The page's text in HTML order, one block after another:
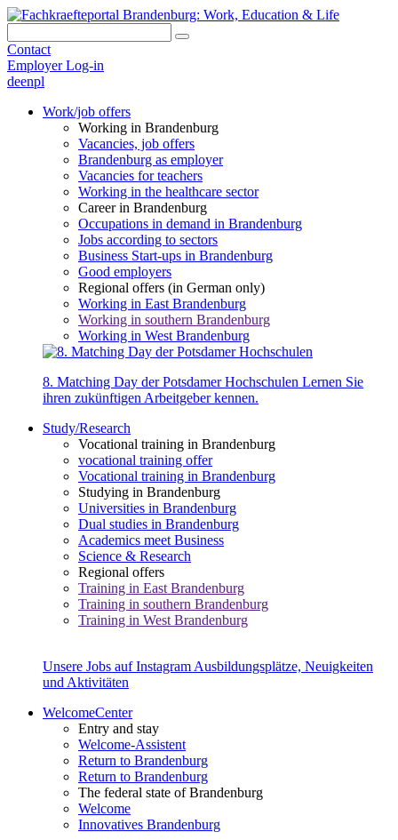
Contact
Employer Log-in
deenpl
Work/job offers
Working in Brandenburg
Vacancies, job offers
Brandenburg as employer
Vacancies for teachers
Working in the healthcare sector
Career in Brandenburg
Occupations in demand in Brandenburg
Jobs according to sectors
Business Start-ups in Brandenburg
Good employers
Regional offers (in German only)
Working in East Brandenburg
Working in southern Brandenburg
Working in West Brandenburg
8. Matching Day der Potsdamer Hochschulen Lernen Sie
ihren zukünftigen Arbeitgeber kennen.
Study/Research
Vocational training in Brandenburg
vocational training offer
Vocational training in Brandenburg
Studying in Brandenburg
Universities in Brandenburg
Dual studies in Brandenburg
Academics meet Business
Science & Research
Regional offers
Training in East Brandenburg
Training in southern Brandenburg
Training in West Brandenburg
Unsere Jobs auf Instagram Ausbildungsplätze, Neuigkeiten
und Aktivitäten
WelcomeCenter
Entry and stay
Welcome-Assistent
Return to Brandenburg
Return to Brandenburg
The federal state of Brandenburg
Welcome
Innovatives Brandenburg